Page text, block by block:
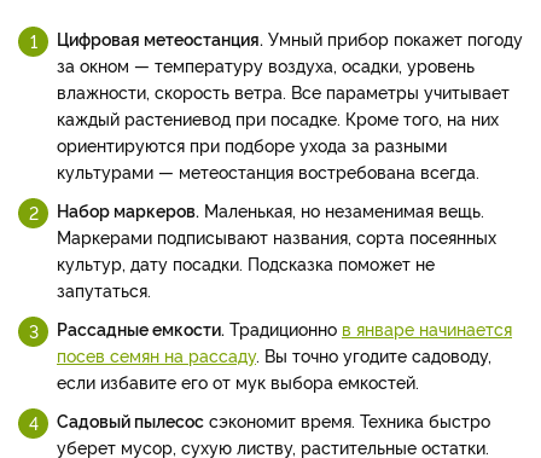
Цифровая метеостанция. Умный прибор покажет погоду
за окном — температуру воздуха, осадки, уровень
влажности, скорость ветра. Все параметры учитывает
каждый растениевод при посадке. Кроме того, на них
ориентируются при подборе ухода за разными
культурами — метеостанция востребована всегда.
Набор маркеров. Маленькая, но незаменимая вещь.
Маркерами подписывают названия, сорта посеянных
культур, дату посадки. Подсказка поможет не
запутаться.
Рассадные емкости. Традиционно в январе начинается
посев семян на рассаду. Вы точно угодите садоводу,
если избавите его от мук выбора емкостей.
Садовый пылесос сэкономит время. Техника быстро
уберет мусор, сухую листву, растительные остатки.